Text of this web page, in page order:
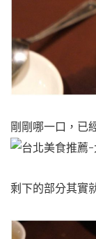
剛剛哪一口，已
剩下的部分其實